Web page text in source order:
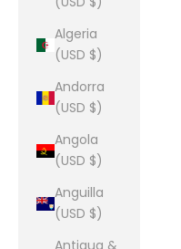
Algeria
(USD $)
Andorra
(USD $)
Angola
(USD $)
Anguilla
(USD $)